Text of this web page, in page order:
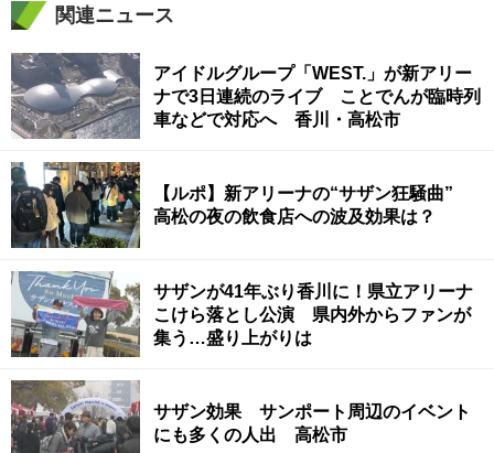
関連ニュース
アイドルグループ「WEST.」が新アリー
ナで3日連続のライブ ことでんが臨時列
車などで対応へ 香川・高松市
【ルポ】新アリーナの“サザン狂騒曲”
高松の夜の飲食店への波及効果は？
サザンが41年ぶり香川に！県立アリーナ
こけら落とし公演 県内外からファンが
集う…盛り上がりは
サザン効果 サンポート周辺のイベント
にも多くの人出 高松市